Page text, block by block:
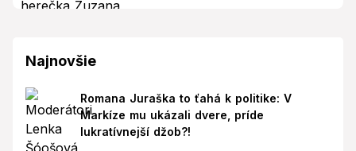
Najnovšie
Romana Juraška to ťahá k politike: V
Markíze mu ukázali dvere, príde
lukratívnejší džob?!